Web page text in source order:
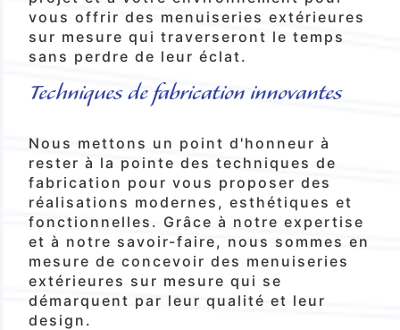
vous offrir des menuiseries extérieures
sur mesure qui traverseront le temps
sans perdre de leur éclat.
Techniques de fabrication innovantes
Nous mettons un point d'honneur à
rester à la pointe des techniques de
fabrication pour vous proposer des
réalisations modernes, esthétiques et
fonctionnelles. Grâce à notre expertise
et à notre savoir-faire, nous sommes en
mesure de concevoir des menuiseries
extérieures sur mesure qui se
démarquent par leur qualité et leur
design.